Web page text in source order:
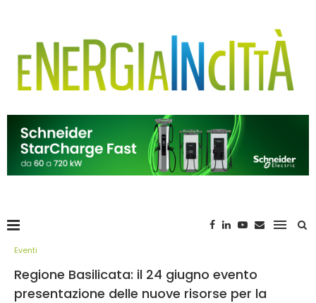
Eventi
Regione Basilicata: il 24 giugno evento
presentazione delle nuove risorse per la